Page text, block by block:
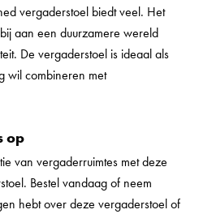
vergaderstoel biedt veel. Het
aan een duurzamere wereld
De vergaderstoel is ideaal als
wil combineren met
op
van vergaderruimtes met deze
Bestel vandaag of neem
hebt over deze vergaderstoel of